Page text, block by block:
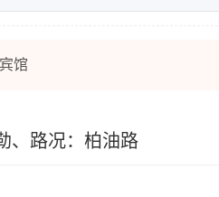
宾馆
、路况：柏油路